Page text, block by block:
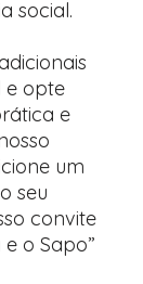
social.
e opte
e
um
seu
convite
e o Sapo”